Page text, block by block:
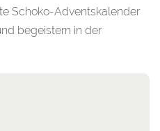
Schoko-Adventskalender
begeistern in der